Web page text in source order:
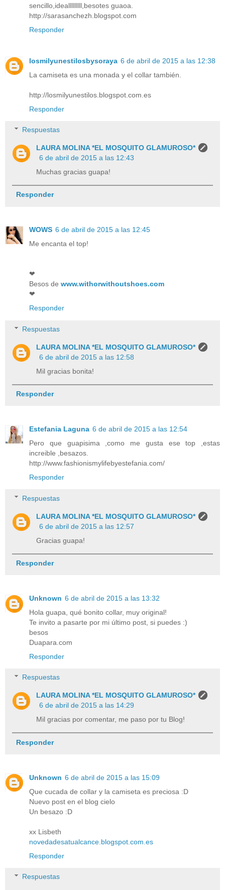
sencillo,idealllllllll,besotes guaoa.
http://sarasanchezh.blogspot.com
Responder
losmilyunestilosbysoraya 6 de abril de 2015 a las 12:38
La camiseta es una monada y el collar también.
http://losmilyunestilos.blogspot.com.es
Responder
Respuestas
LAURA MOLINA *EL MOSQUITO GLAMUROSO*
6 de abril de 2015 a las 12:43
Muchas gracias guapa!
Responder
WOWS 6 de abril de 2015 a las 12:45
Me encanta el top!
❤
Besos de www.withorwithoutshoes.com
❤
Responder
Respuestas
LAURA MOLINA *EL MOSQUITO GLAMUROSO*
6 de abril de 2015 a las 12:58
Mil gracias bonita!
Responder
Estefania Laguna 6 de abril de 2015 a las 12:54
Pero que guapisima ,como me gusta ese top ,estas
increible ,besazos.
http://www.fashionismylifebyestefania.com/
Responder
Respuestas
LAURA MOLINA *EL MOSQUITO GLAMUROSO*
6 de abril de 2015 a las 12:57
Gracias guapa!
Responder
Unknown 6 de abril de 2015 a las 13:32
Hola guapa, qué bonito collar, muy original!
Te invito a pasarte por mi último post, si puedes :)
besos
Duapara.com
Responder
Respuestas
LAURA MOLINA *EL MOSQUITO GLAMUROSO*
6 de abril de 2015 a las 14:29
Mil gracias por comentar, me paso por tu Blog!
Responder
Unknown 6 de abril de 2015 a las 15:09
Que cucada de collar y la camiseta es preciosa :D
Nuevo post en el blog cielo
Un besazo :D
xx Lisbeth
novedadesatualcance.blogspot.com.es
Responder
Respuestas